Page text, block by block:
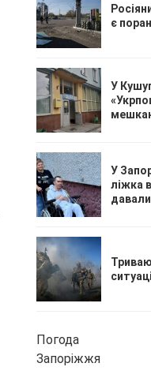
є
У
У
ліжка
Погода
Запоріжжя